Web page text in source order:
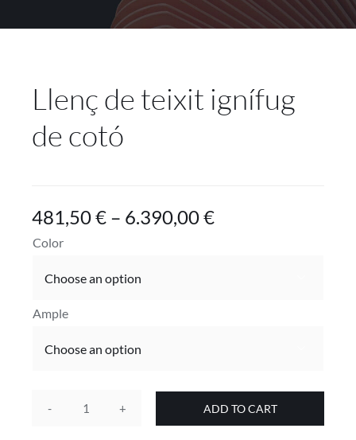
Serveis
Blog
Llenç de teixit ignífug
de cotó
481,50€– 6.390,00€
Color
Ample
Llenç
ADD TO CART